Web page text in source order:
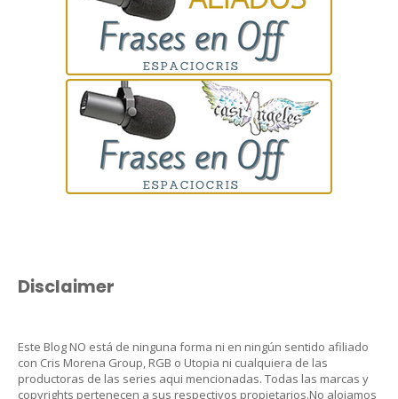
Disclaimer
Este Blog NO está de ninguna forma ni en ningún sentido afiliado
con Cris Morena Group, RGB o Utopia ni cualquiera de las
productoras de las series aqui mencionadas. Todas las marcas y
copyrights pertenecen a sus respectivos propietarios.No alojamos